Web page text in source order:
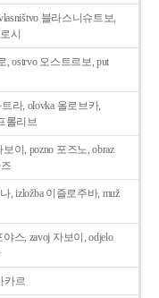
블라스니슈트보,
시
, ostrvo 오스트르보, put
트라, olovka 올로브카,
롤리브
보이, pozno 포즈노, obraz
, izložba 이즐로주바, muž
야스, zavoj 자보이, odjelo
카르